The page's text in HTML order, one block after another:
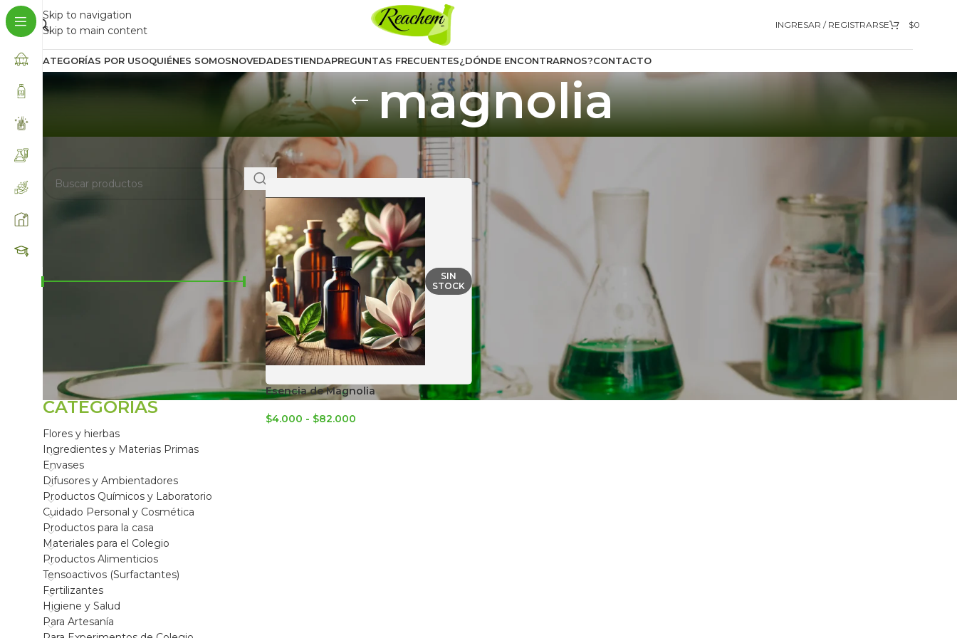
Skip to navigation
Skip to main content
INGRESAR / REGISTRARSE $0
CATEGORÍAS POR USOQUIÉNES SOMOSNOVEDADESTIENDAPREGUNTAS FRECUENTES¿DÓNDE ENCONTRARNOS?CONTACTO
magnolia
FILTRAR POR PRECIO
$82.000
FILTRAR POR
CATEGORÍAS
Flores y hierbas
Ingredientes y Materias Primas
Envases
Difusores y Ambientadores
Productos Químicos y Laboratorio
Cuidado Personal y Cosmética
Productos para la casa
Materiales para el Colegio
Productos Alimenticios
Tensoactivos (Surfactantes)
Fertilizantes
Higiene y Salud
Para Artesanía
Inicio/Productos etiquetados “magnolia”
SIN
STOCK
Esencia de Magnolia
$4.000 - $82.000